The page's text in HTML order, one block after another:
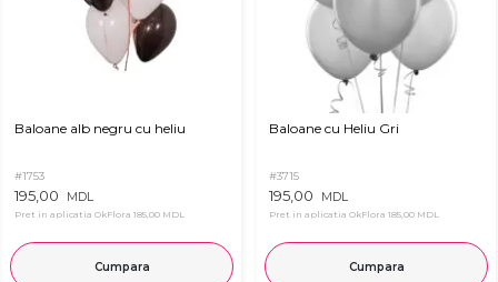
Baloane alb negru cu heliu
#1753
195,00 MDL
Pret in aplicatia OkFlora 185,00 MDL
Cumpara
Baloane cu Heliu Gri
#3715
195,00 MDL
Pret in aplicatia OkFlora 185,00 MDL
Cumpara